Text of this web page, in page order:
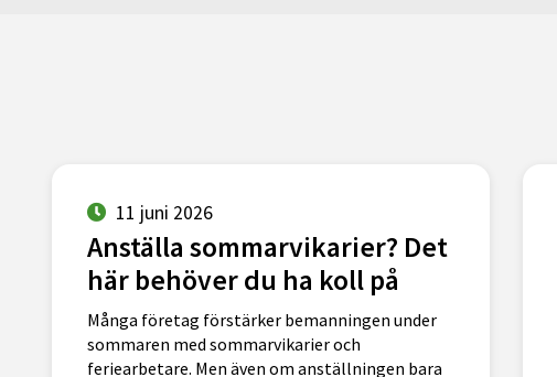
11 juni 2026
Anställa sommarvikarier? Det
här behöver du ha koll på
Många företag förstärker bemanningen under
sommaren med sommarvikarier och
feriearbetare. Men även om anställningen bara